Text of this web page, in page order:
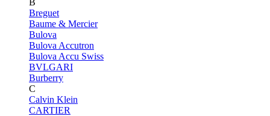
B
Breguet
Baume & Mercier
Bulova
Bulova Accutron
Bulova Accu Swiss
BVLGARI
Burberry
C
Calvin Klein
CARTIER